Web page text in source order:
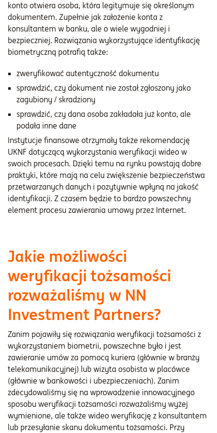
konto otwiera osoba, która legitymuje się określonym
dokumentem. Zupełnie jak założenie konta z
konsultantem w banku, ale o wiele wygodniej i
bezpieczniej. Rozwiązania wykorzystujące identyfikację
biometryczną potrafią także:
zweryfikować autentyczność dokumentu
sprawdzić, czy dokument nie został zgłoszony jako
zagubiony / skradziony
sprawdzić, czy dana osoba zakładała już konto, ale
podała inne dane
Instytucje finansowe otrzymały także rekomendację
UKNF dotyczącą wykorzystania weryfikacji wideo w
swoich procesach. Dzięki temu na rynku powstają dobre
praktyki, które mają na celu zwiększenie bezpieczeństwa
przetwarzanych danych i pozytywnie wpłyną na jakość
identyfikacji. Z czasem będzie to bardzo powszechny
element procesu zawierania umowy przez Internet.
Jakie możliwości
weryfikacji tożsamości
rozważaliśmy w NN
Investment Partners?
Zanim pojawiły się rozwiązania weryfikacji tożsamości z
wykorzystaniem biometrii, powszechne było i jest
zawieranie umów za pomocą kuriera (głównie w branży
telekomunikacyjnej) lub wizyta osobista w placówce
(głównie w bankowości i ubezpieczeniach). Zanim
zdecydowaliśmy się na wprowadzenie innowacyjnego
sposobu weryfikacji tożsamości rozważaliśmy wyżej
wymienione, ale także wideo weryfikację z konsultantem
lub przesyłanie skanu dokumentu tożsamości. Przy